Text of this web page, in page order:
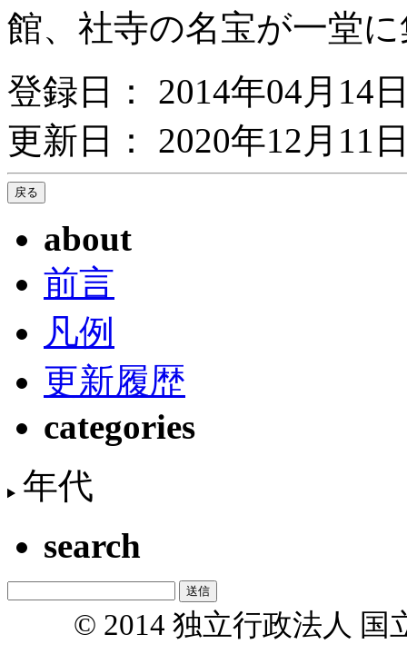
館、社寺の名宝が一堂
登録日： 2014年04月14
更新日： 2020年12月11
about
前言
凡例
更新履歴
categories
年代
search
© 2014 独立行政法人 国